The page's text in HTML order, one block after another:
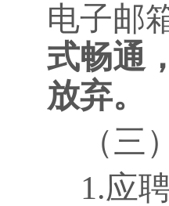
电子邮
式畅通
放弃。
（三
1.应